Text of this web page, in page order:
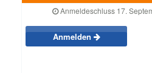
Anmeldeschluss 17.
Anmelden